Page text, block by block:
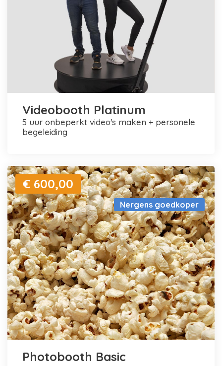
Videobooth Platinum
5 uur onbeperkt video's maken + personele
begeleiding
Nergens goedkoper
€ 600,00
Photobooth Basic